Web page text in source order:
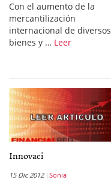
Con el aumento de la
mercantilización
internacional de diversos
bienes y … Leer
Innovaci
15 Dic 2012 Sonia